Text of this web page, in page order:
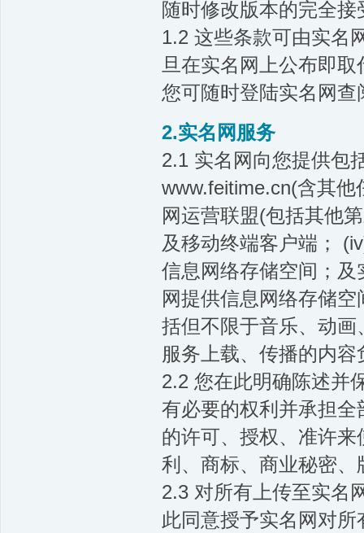
随时修改版本的完全接
1.2 这些条款可由实名
旦在实名网上公布即
您可随时登陆实名网
2.实名网服务
2.1 实名网向您提供包
www.feitime.cn(含其
网运营联盟(包括其他
及移动终端客户端；
信息网络存储空间；
网提供信息网络存储
括但不限于音乐、动
服务上载、传播的内
2.2 您在此明确陈述并
有必要的权利并承担
的许可、授权、准许
利、商标、商业秘密
2.3 对所有上传至实名
此同意授予实名网对